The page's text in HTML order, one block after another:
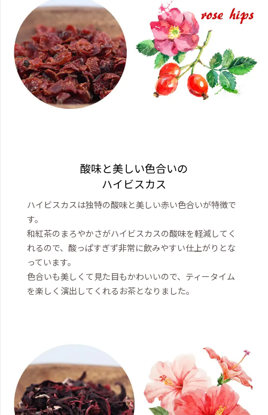
酸味と美しい色合いの
ハイビスカス
ハイビスカスは独特の酸味と美しい赤い色合いが特徴で
す。
和紅茶のまろやかさがハイビスカスの酸味を軽減してく
れるので、酸っぱすぎず非常に飲みやすい仕上がりとな
っています。
色合いも美しくて見た目もかわいいので、ティータイム
を楽しく演出してくれるお茶となりました。